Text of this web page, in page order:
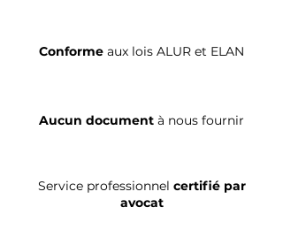
Conforme aux lois ALUR et ELAN
Aucun document à nous fournir
Service professionnel certifié par
avocat